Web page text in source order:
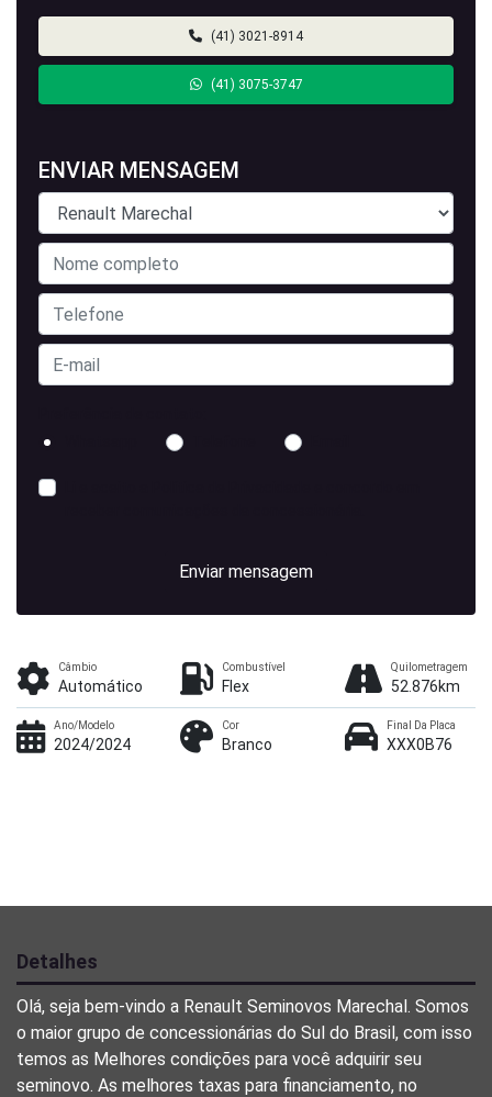
(41) 3021-8914
(41) 3075-3747
ENVIAR MENSAGEM
Enviar mensagem
Câmbio
Automático
Combustível
Flex
Quilometragem
52.876km
Ano/Modelo
2024/2024
Cor
Branco
Final Da Placa
XXX0B76
Detalhes
Olá, seja bem-vindo a Renault Seminovos Marechal. Somos
o maior grupo de concessionárias do Sul do Brasil, com isso
temos as Melhores condições para você adquirir seu
seminovo. As melhores taxas para financiamento, no